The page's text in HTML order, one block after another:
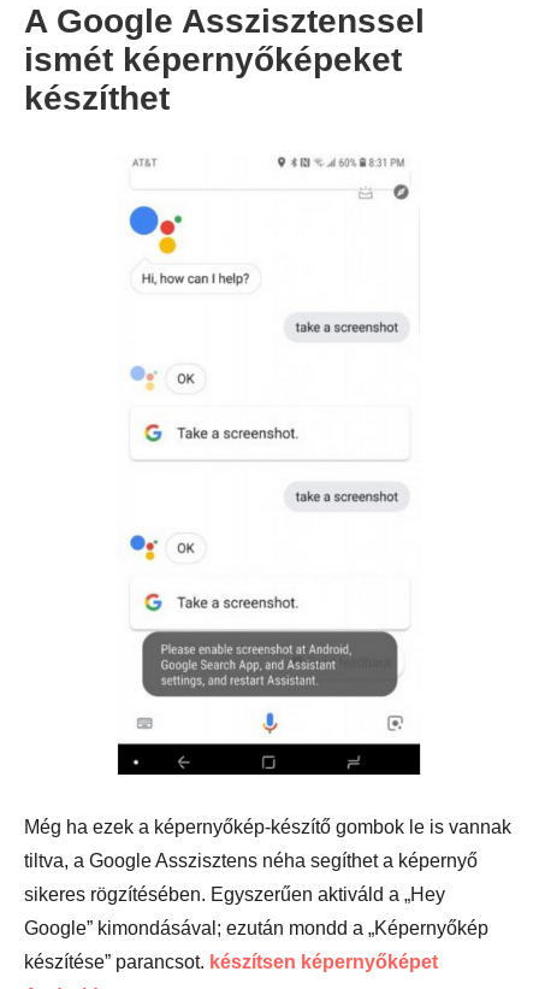
A Google Asszisztenssel
ismét képernyőképeket
készíthet
Még ha ezek a képernyőkép-készítő gombok le is vannak
tiltva, a Google Asszisztens néha segíthet a képernyő
sikeres rögzítésében. Egyszerűen aktiváld a „Hey
Google” kimondásával; ezután mondd a „Képernyőkép
készítése” parancsot. készítsen képernyőképet